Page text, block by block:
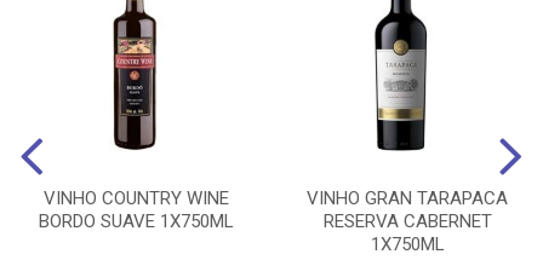
VINHO COUNTRY WINE
BORDO SUAVE 1X750ML
VINHO GRAN TARAPACA
RESERVA CABERNET
1X750ML